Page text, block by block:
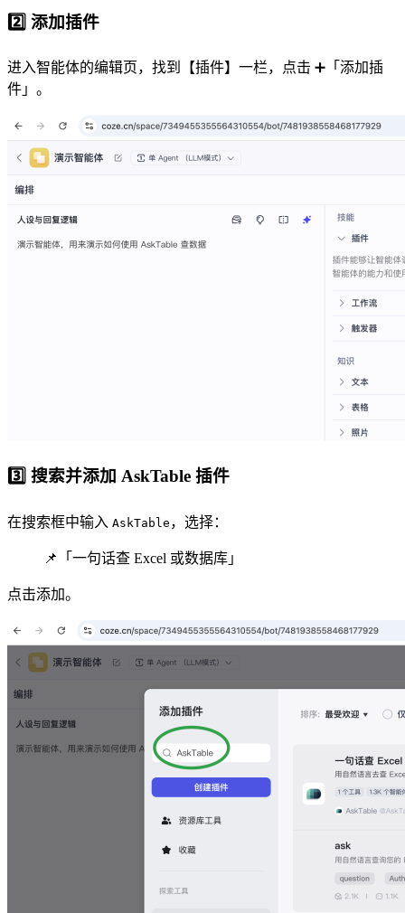
2️⃣ 添加插件
进入智能体的编辑页，找到【插件】一栏，点击 ➕「添加插
件」。
3️⃣ 搜索并添加 AskTable 插件
在搜索框中输入 AskTable ，选择：
📌「一句话查 Excel 或数据库」
点击添加。